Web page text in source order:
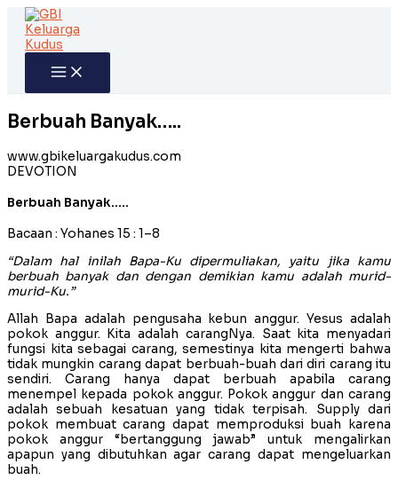
Skip
content
Berbuah Banyak…..
www.gbikeluargakudus.com
DEVOTION
Berbuah Banyak…..
Bacaan : Yohanes 15 : 1–8
“Dalam hal inilah Bapa-Ku dipermuliakan, yaitu jika kamu
berbuah banyak dan dengan demikian kamu adalah murid-
murid-Ku.”
Allah Bapa adalah pengusaha kebun anggur. Yesus adalah
pokok anggur. Kita adalah carangNya. Saat kita menyadari
fungsi kita sebagai carang, semestinya kita mengerti bahwa
tidak mungkin carang dapat berbuah-buah dari diri carang itu
sendiri. Carang hanya dapat berbuah apabila carang
menempel kepada pokok anggur. Pokok anggur dan carang
adalah sebuah kesatuan yang tidak terpisah. Supply dari
pokok membuat carang dapat memproduksi buah karena
pokok anggur “bertanggung jawab” untuk mengalirkan
apapun yang dibutuhkan agar carang dapat mengeluarkan
buah.